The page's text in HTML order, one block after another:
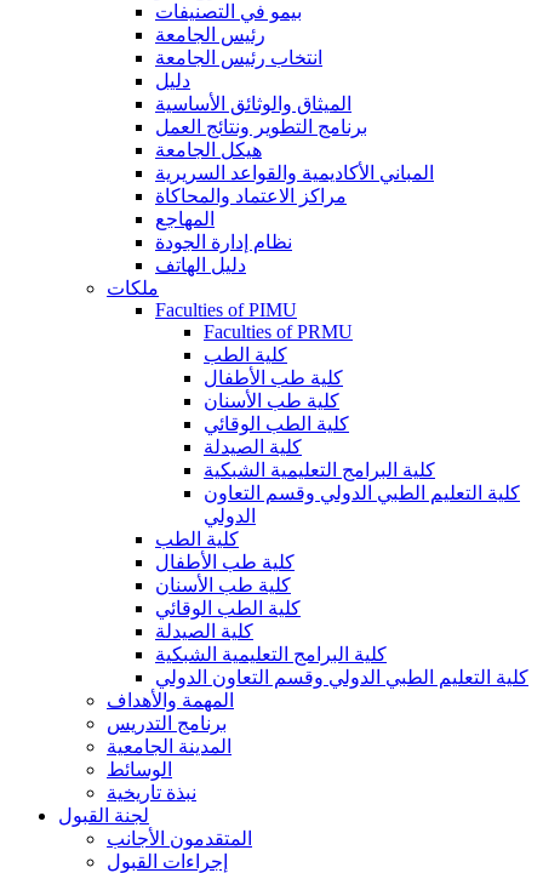
بيمو في التصنيفات
رئيس الجامعة
انتخاب رئيس الجامعة
دليل
الميثاق والوثائق الأساسية
برنامج التطوير ونتائج العمل
هيكل الجامعة
المباني الأكاديمية والقواعد السريرية
مراكز الاعتماد والمحاكاة
المهاجع
نظام إدارة الجودة
دليل الهاتف
ملكات
Faculties of PIMU
Faculties of PRMU
كلية الطب
كلية طب الأطفال
كلية طب الأسنان
كلية الطب الوقائي
كلية الصيدلة
كلية البرامج التعليمية الشبكية
كلية التعليم الطبي الدولي وقسم التعاون
الدولي
كلية الطب
كلية طب الأطفال
كلية طب الأسنان
كلية الطب الوقائي
كلية الصيدلة
كلية البرامج التعليمية الشبكية
كلية التعليم الطبي الدولي وقسم التعاون الدولي
المهمة والأهداف
برنامج التدريس
المدينة الجامعية
الوسائط
نبذة تاريخية
لجنة القبول
المتقدمون الأجانب
إجراءات القبول